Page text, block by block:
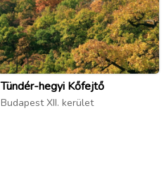
Tündér-hegyi Kőfejtő
Budapest XII. kerület